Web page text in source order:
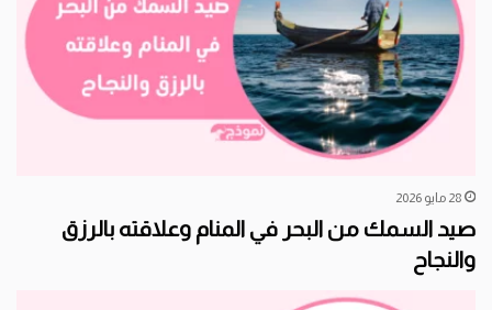
28 مايو 2026
صيد السمك من البحر في المنام وعلاقته بالرزق
والنجاح